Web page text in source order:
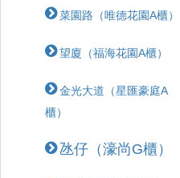
菜園路（唯德花園A櫃）
望廈（福海花園A櫃）
金光大道（星匯豪庭A
櫃）
氹仔（濠尚G櫃）